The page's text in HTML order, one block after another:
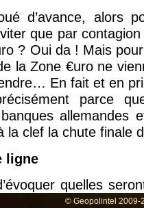
d’avance, alors
que par
? Oui da ! Mais
la Zone €uro ne
En fait et en
parce
allemandes
la clef la chute finale
ligne
quelles
d’être entré en
© Geopolintel 2009-